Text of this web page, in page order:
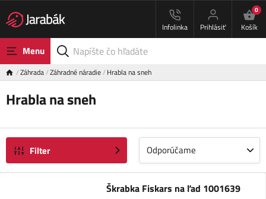
Infolinka Prihlásiť
0
Košík
Menu
Záhrada Záhradné náradie Hrabla na sneh
Hrabla na sneh
Filter Odporúčame
Škrabka Fiskars na ľad 1001639